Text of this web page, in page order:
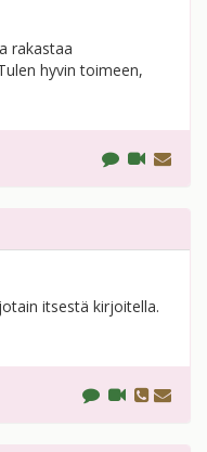
rakastaa
hyvin toimeen,
itsestä kirjoitella.